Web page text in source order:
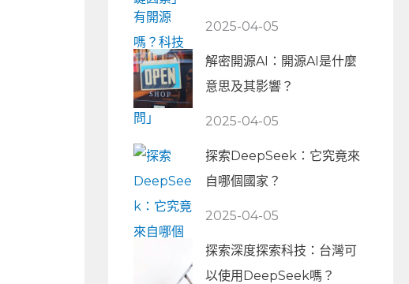
2025-04-05
解密開源AI：開源AI是什麼
意思及其影響？
2025-04-05
探索DeepSeek：它究竟來
自哪個國家？
2025-04-05
探索深度探索科技：台灣可
以使用DeepSeek嗎？